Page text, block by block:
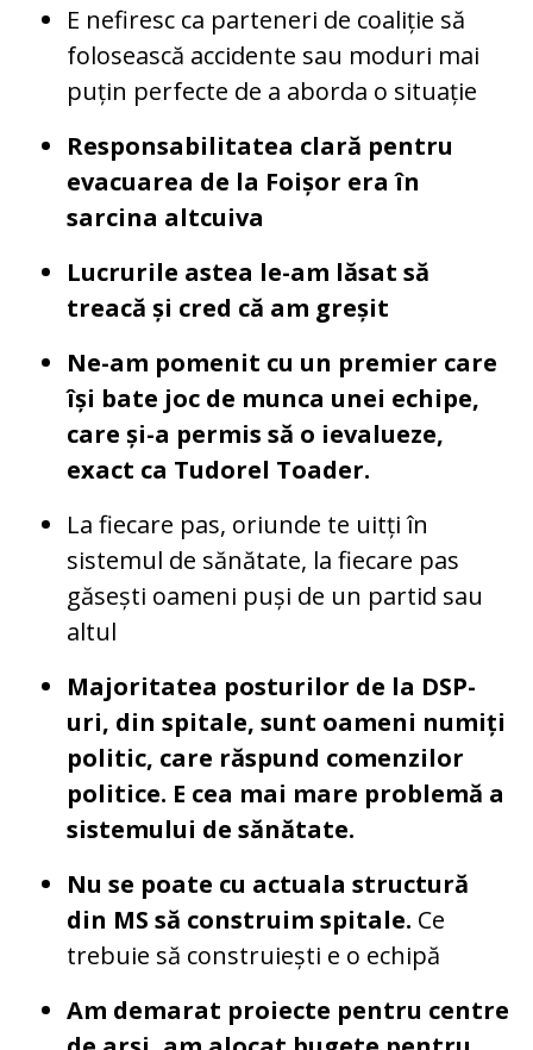
E nefiresc ca parteneri de coaliție să
folosească accidente sau moduri mai
puțin perfecte de a aborda o situație
Responsabilitatea clară pentru
evacuarea de la Foișor era în
sarcina altcuiva
Lucrurile astea le-am lăsat să
treacă și cred că am greșit
Ne-am pomenit cu un premier care
își bate joc de munca unei echipe,
care și-a permis să o ievalueze,
exact ca Tudorel Toader.
La fiecare pas, oriunde te uitți în
sistemul de sănătate, la fiecare pas
găsești oameni puși de un partid sau
altul
Majoritatea posturilor de la DSP-
uri, din spitale, sunt oameni numiți
politic, care răspund comenzilor
politice. E cea mai mare problemă a
sistemului de sănătate.
Nu se poate cu actuala structură
din MS să construim spitale. Ce
trebuie să construiești e o echipă
Am demarat proiecte pentru centre